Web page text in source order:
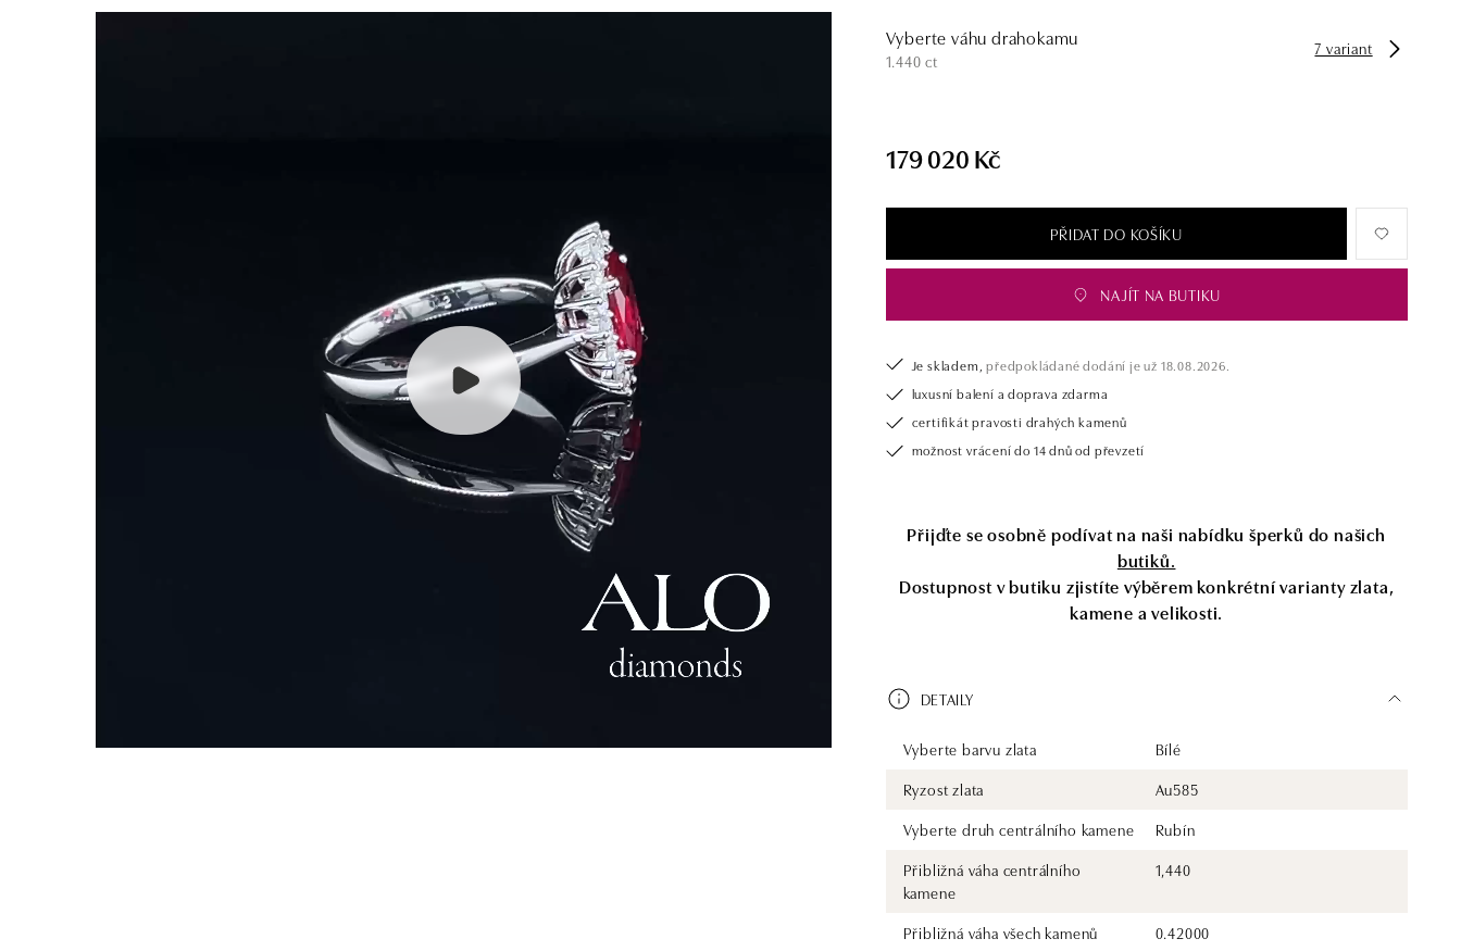
Vyberte váhu drahokamu
1.440 ct
7 variant
179 020 Kč
PŘIDAT DO KOŠÍKU
NAJÍT NA BUTIKU
Je skladem, předpokládané dodání je už 18.08.2026.
luxusní balení a doprava zdarma
certifikát pravosti drahých kamenů
možnost vrácení do 14 dnů od převzetí
Přijďte se osobně podívat na naši nabídku šperků do našich
butiků.
Dostupnost v butiku zjistíte výběrem konkrétní varianty zlata,
kamene a velikosti.
DETAILY
Vyberte barvu zlata
Bílé
Ryzost zlata
Au585
Vyberte druh centrálního kamene
Rubín
Přibližná váha centrálního
kamene
1,440
Přibližná váha všech kamenů
0.42000